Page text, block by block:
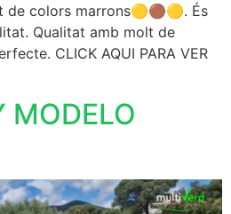
de colors marrons🟡🟤🟡. És
Qualitat amb molt de
CLICK AQUI PARA VER
MODELO